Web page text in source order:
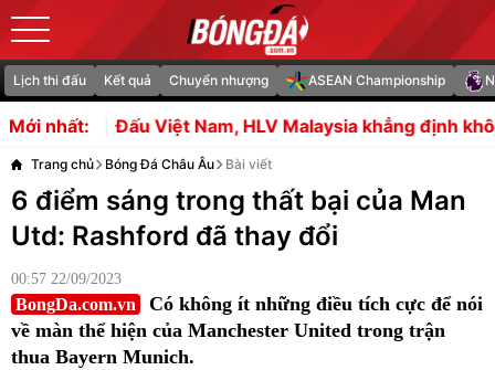
Lịch thi đấu Kết quả Chuyển nhượng ASEAN Championship
Mới nhất:
Nam, HLV Malaysia khẳng định không có gì để mất
Trang chủ Bóng Đá Châu Âu Bài viết
6 điểm sáng trong thất bại của Man
Utd: Rashford đã thay đổi
00:57 22/09/2023
BongDa.com.vn
Có không ít những điều tích cực để nói
về màn thể hiện của Manchester United trong trận
thua Bayern Munich.